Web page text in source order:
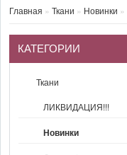
Главная » Ткани » Новинки »
КАТЕГОРИИ
Ткани
ЛИКВИДАЦИЯ!!!
Новинки